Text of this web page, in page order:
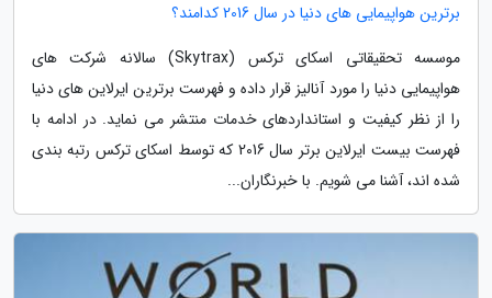
برترین هواپیمایی های دنیا در سال 2016 کدامند؟
موسسه تحقیقاتی اسکای ترکس (Skytrax) سالانه شرکت های
هواپیمایی دنیا را مورد آنالیز قرار داده و فهرست برترین ایرلاین های دنیا
را از نظر کیفیت و استانداردهای خدمات منتشر می نماید. در ادامه با
فهرست بیست ایرلاین برتر سال 2016 که توسط اسکای ترکس رتبه بندی
شده اند، آشنا می شویم. با خبرنگاران...